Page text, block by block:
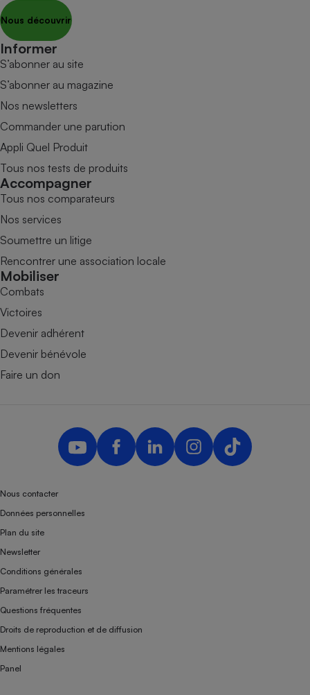
Nous découvrir
Informer
S’abonner au site
S’abonner au magazine
Nos newsletters
Commander une parution
Appli Quel Produit
Tous nos tests de produits
Accompagner
Tous nos comparateurs
Nos services
Soumettre un litige
Rencontrer une association locale
Mobiliser
Combats
Victoires
Devenir adhérent
Devenir bénévole
Faire un don
Nous contacter
Données personnelles
Plan du site
Newsletter
Conditions générales
Paramétrer les traceurs
Questions fréquentes
Droits de reproduction et de diffusion
Mentions légales
Panel